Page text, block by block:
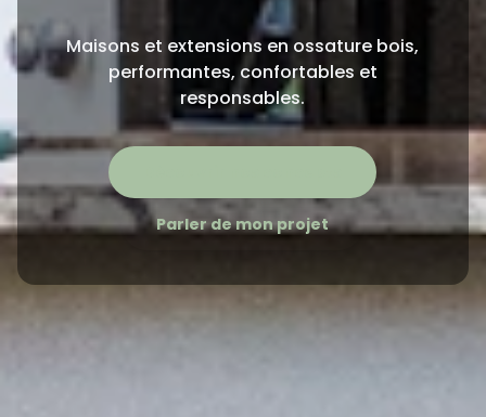
Maisons et extensions en ossature bois,
performantes, confortables et
responsables.
Parler de mon projet